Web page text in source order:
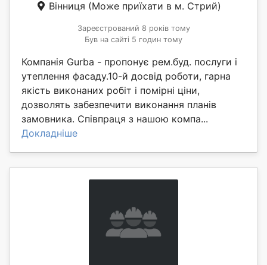
Вінниця (Може приїхати в м. Стрий)
Зареєстрований 8 років тому
Був на сайті 5 годин тому
Компанія Gurba - пропонує рем.буд. послуги і
утеплення фасаду.10-й досвід роботи, гарна
якість виконаних робіт і помірні ціни,
дозволять забезпечити виконання планів
замовника. Співпраця з нашою компа...
Докладніше